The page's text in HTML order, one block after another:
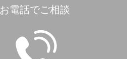
お電話でご相談